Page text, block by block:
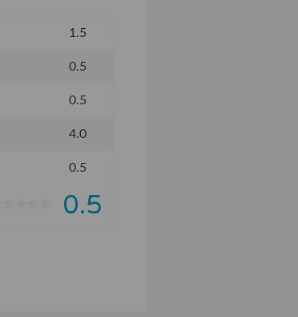
1.5
0.5
0.5
4.0
0.5
0.5